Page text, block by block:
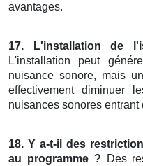
avantages.
17. L'installation de
L'installation peut
nuisance sonore, mais
effectivement diminuer
nuisances sonores entrant
18. Y a-t-il des
au programme ? Des